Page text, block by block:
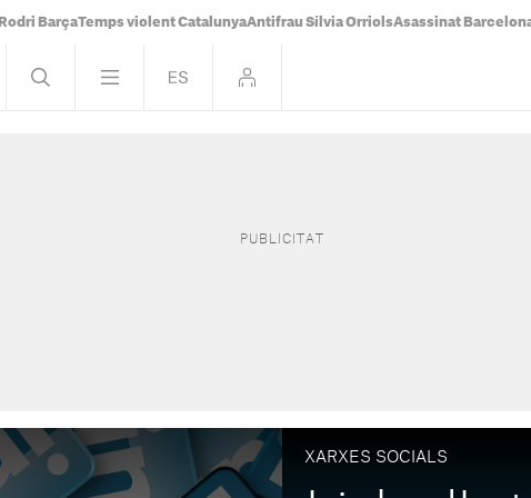
Rodri BarçaTemps violent CatalunyaAntifrau Sílvia OrriolsAsassinat
XARXES SOCIALS